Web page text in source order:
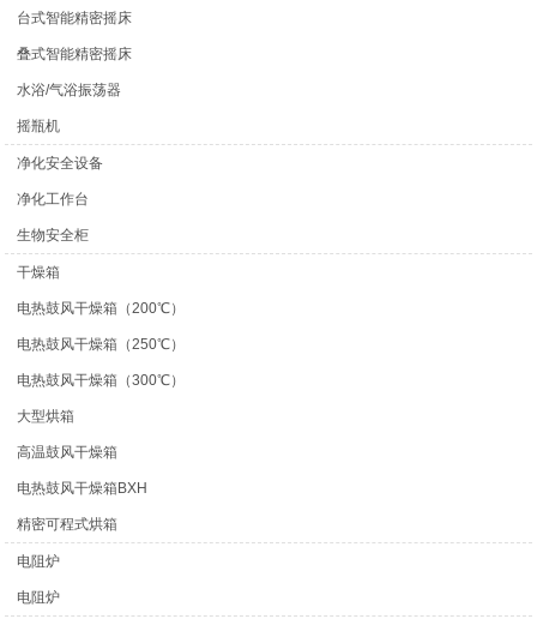
台式智能精密摇床
叠式智能精密摇床
水浴/气浴振荡器
摇瓶机
净化安全设备
净化工作台
生物安全柜
干燥箱
电热鼓风干燥箱（200℃）
电热鼓风干燥箱（250℃）
电热鼓风干燥箱（300℃）
大型烘箱
高温鼓风干燥箱
电热鼓风干燥箱BXH
精密可程式烘箱
电阻炉
电阻炉